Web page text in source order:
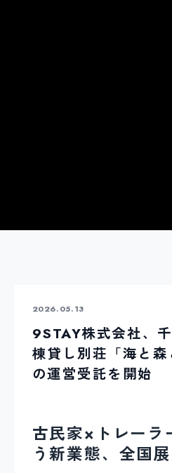
2026.05.13
9STAY株式会社、
棟貸し別荘「海と森
の運営受託を開始
古民家×トレーラ
う新業態、全国